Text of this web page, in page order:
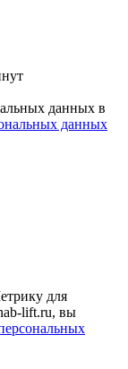
данных в
данных
для
lift.ru, вы